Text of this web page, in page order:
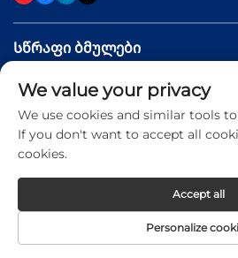
Სწრაფი ბმულები
Პროდუქტები
Დაგვიკავშირდით
Copyright © 2026 Jinan Hongniu
We value your privacy
We use cookies and similar tools
If you don't want to accept all
cookies.
Personalize
Accept all